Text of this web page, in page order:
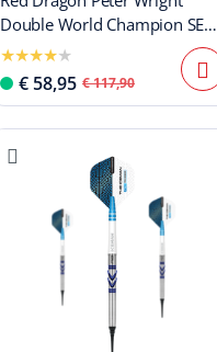
Double World Champion SE
Black Softdarts - 20g
€ 58,95 € 117,90